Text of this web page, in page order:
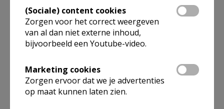
contactgegevens op de website zelf).
een interview van Emmanuel Van Lierde dat op
22 augustus 2007 in Tertio verscheen
een gesprek met een kringverantwoordelijke
geestelijke raadgever Hugo Stubbe en met
voorzitster Renée Smet (Adem-Tocht heette
(Sociale) content cookies
Zorgen voor het correct weergeven
van al dan niet externe inhoud,
bijvoorbeeld een Youtube-video.
Marketing cookies
Zorgen ervoor dat we je advertenties
op maat kunnen laten zien.